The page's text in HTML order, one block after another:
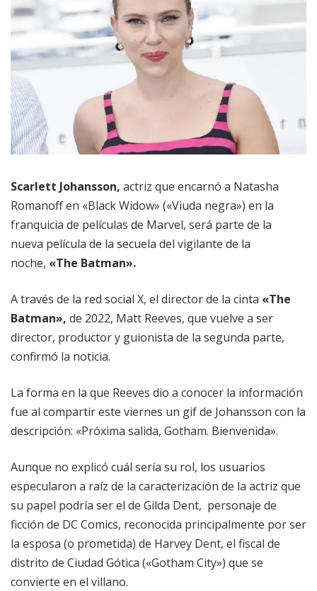
Scarlett Johansson, actriz que encarnó a Natasha
Romanoff en «Black Widow» («Viuda negra») en la
franquicia de películas de Marvel, será parte de la
nueva película de la secuela del vigilante de la
noche, «The Batman».
A través de la red social X, el director de la cinta «The
Batman», de 2022, Matt Reeves, que vuelve a ser
director, productor y guionista de la segunda parte,
confirmó la noticia.
La forma en la que Reeves dio a conocer la información
fue al compartir este viernes un gif de Johansson con la
descripción: «Próxima salida, Gotham. Bienvenida».
Aunque no explicó cuál sería su rol, los usuarios
especularon a raíz de la caracterización de la actriz que
su papel podría ser el de Gilda Dent, personaje de
ficción de DC Comics, reconocida principalmente por ser
la esposa (o prometida) de Harvey Dent, el fiscal de
distrito de Ciudad Gótica («Gotham City») que se
convierte en el villano.